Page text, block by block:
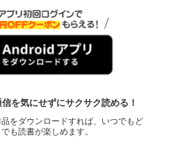
を気にせずにサクサク読める！
をダウンロードすれば、いつでもど
も読書が楽しめます。